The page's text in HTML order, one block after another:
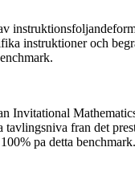
instruktioner och
Invitational
tavlingsniva fran det
pa detta benchmark.